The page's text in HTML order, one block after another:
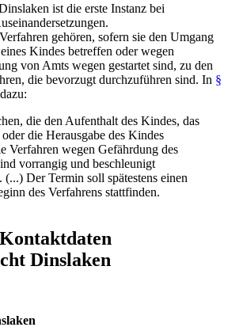
ist die erste Instanz bei
gehören, sofern sie den Umgang
Kindes betreffen oder wegen
von Amts wegen gestartet sind, zu den
die bevorzugt durchzuführen sind. In §
die den Aufenthalt des Kindes, das
die Herausgabe des Kindes
Verfahren wegen Gefährdung des
vorrangig und beschleunigt
(...) Der Termin soll spätestens einen
des Verfahrens stattfinden.
Dinslaken